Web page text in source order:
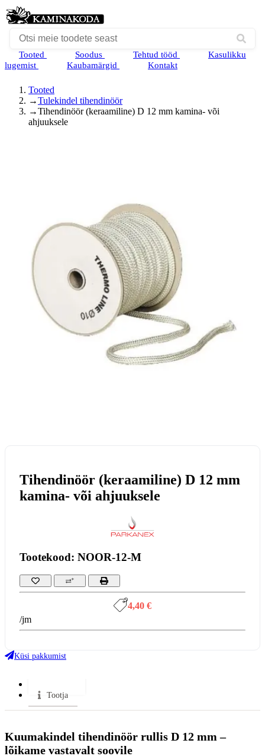
Tooted Soodus Tehtud tööd
Kasulikku
lugemist
Kaubamärgid Kontakt
Tooted
→Tulekindel tihendinöör
→Tihendinöör (keraamiline) D 12 mm kamina- või
ahjuuksele
Tihendinöör (keraamiline) D 12 mm
kamina- või ahjuuksele
Tootekood: NOOR-12-M
4,40 €
/jm
Küsi pakkumist
Tootja
Kuumakindel tihendinöör rullis D 12 mm –
lõikame vastavalt soovile